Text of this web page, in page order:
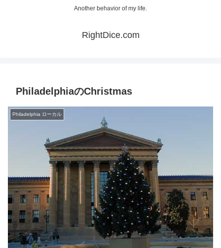
Another behavior of my life.
RightDice.com
PhiladelphiaのChristmas
Philadelphia ローカル